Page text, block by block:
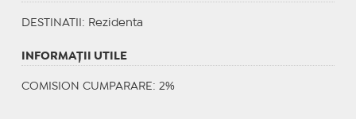
DESTINATII : Rezidenta
INFORMAŢII UTILE
COMISION CUMPARARE: 2%